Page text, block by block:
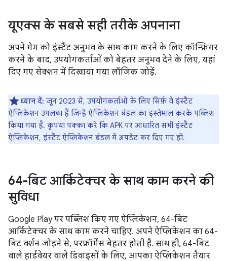
यूएक्स के सबसे सही तरीके अपनाना
अपने गेम को इंस्टैंट अनुभव के साथ काम करने के लिए कॉन्फ़िगर
करने के बाद, उपयोगकर्ताओं को बेहतर अनुभव देने के लिए, यहां
दिए गए सेक्शन में दिखाया गया लॉजिक जोड़ें.
ध्यान दें: जून 2023 से, उपयोगकर्ताओं के लिए सिर्फ़ वे इंस्टैंट
ऐप्लिकेशन उपलब्ध हैं जिन्हें ऐप्लिकेशन बंडल का इस्तेमाल करके पब्लिश
किया गया है. कृपया पक्का करें कि APK पर आधारित सभी इंस्टैंट
ऐप्लिकेशन, इंस्टैंट ऐप्लिकेशन बंडल में अपडेट कर दिए गए हों.
64-बिट आर्किटेक्चर के साथ काम करने की
सुविधा
Google Play पर पब्लिश किए गए ऐप्लिकेशन, 64-बिट
आर्किटेक्चर के साथ काम करने चाहिए. अपने ऐप्लिकेशन का 64-
बिट वर्शन जोड़ने से, परफ़ॉर्मेंस बेहतर होती है. साथ ही, 64-बिट
वाले हार्डवेयर वाले डिवाइसों के लिए, आपका ऐप्लिकेशन तैयार